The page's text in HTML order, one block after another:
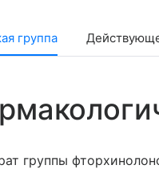
группа
группы